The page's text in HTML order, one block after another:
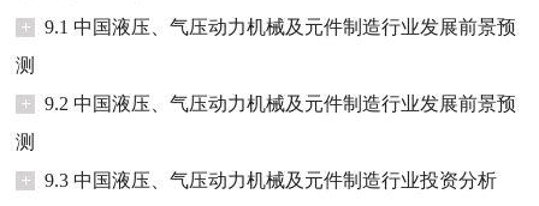
+
9.1 中国液压、气压动力机械及元件制造行业发展前景预
测
+
9.2 中国液压、气压动力机械及元件制造行业发展前景预
测
+
9.3 中国液压、气压动力机械及元件制造行业投资分析